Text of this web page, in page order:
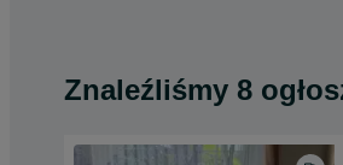
Znaleźliśmy 8